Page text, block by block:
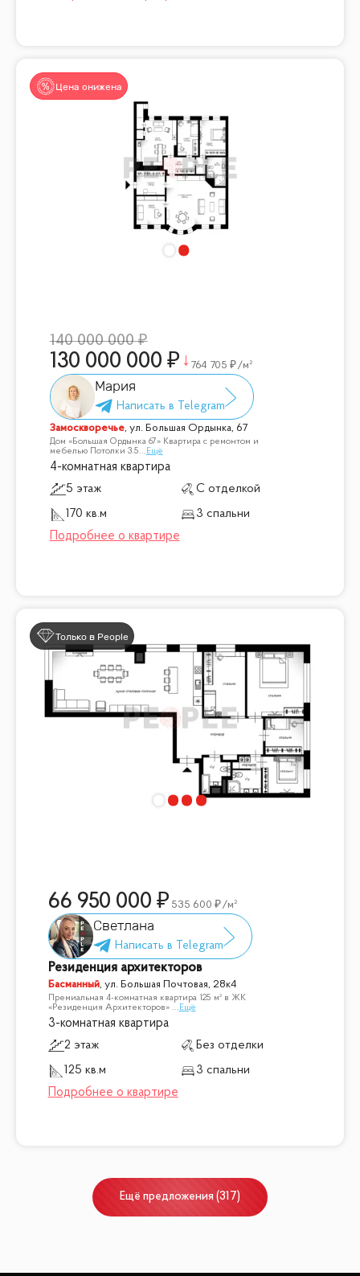
Цена снижена
140 000 000
130 000 000 764 705 /м²
Мария
Замоскворечье, ул. Большая Ордынка, 67
Дом «Большая Ордынка 67» Квартира с ремонтом и
мебелью Потолки 3.5... Ещё
4-комнатная квартира
5 этаж
С отделкой
170 кв.м
3 спальни
Только в People
66 950 000 535 600 /м²
Светлана
Резиденция архитекторов
Басманный, ул. Большая Почтовая, 28к4
Премиальная 4-комнатная квартира 125 м² в ЖК
«Резиденция Архитекторов» ... Ещё
3-комнатная квартира
2 этаж
Без отделки
125 кв.м
3 спальни
Ещё предложения (317)